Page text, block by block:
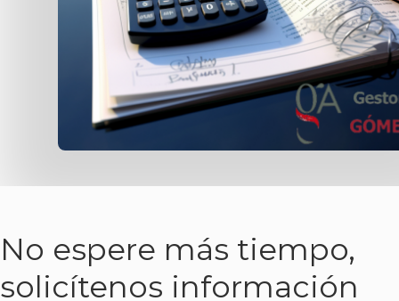
No espere más tiempo,
solicítenos información